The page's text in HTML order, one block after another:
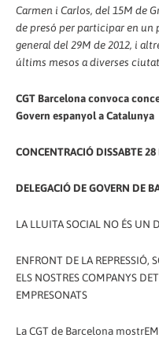
Carmen i Carlos, del 15M de
de presó per participar en
general del 29M de 2012, i
últims mesos a diverses
CGT Barcelona convoca
Govern espanyol a Catalunya
CONCENTRACIÓ DISSABTE
DELEGACIÓ DE GOVERN DE
LA LLUITA SOCIAL NO ÉS UN
ENFRONT DE LA REPRESSIÓ,
ELS NOSTRES COMPANYS
EMPRESONATS
La CGT de Barcelona